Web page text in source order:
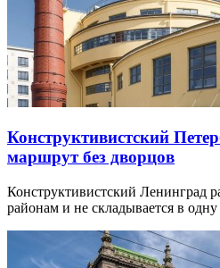
Конструктивистский
маршрут без дворцов
Конструктивистский Ленинград
районам и не складывается в